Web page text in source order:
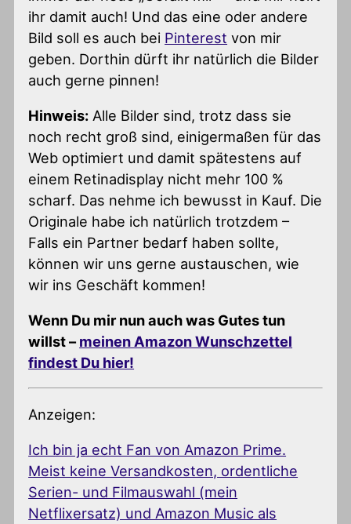
ihr damit auch! Und das eine oder andere
Bild soll es auch bei Pinterest von mir
geben. Dorthin dürft ihr natürlich die Bilder
auch gerne pinnen!
Hinweis: Alle Bilder sind, trotz dass sie
noch recht groß sind, einigermaßen für das
Web optimiert und damit spätestens auf
einem Retinadisplay nicht mehr 100 %
scharf. Das nehme ich bewusst in Kauf. Die
Originale habe ich natürlich trotzdem –
Falls ein Partner bedarf haben sollte,
können wir uns gerne austauschen, wie
wir ins Geschäft kommen!
Wenn Du mir nun auch was Gutes tun
willst –meinen Amazon Wunschzettel
findest Du hier!
Anzeigen:
Ich bin ja echt Fan von Amazon Prime.
Meist keine Versandkosten, ordentliche
Serien- und Filmauswahl (mein
Netflixersatz) und Amazon Music als